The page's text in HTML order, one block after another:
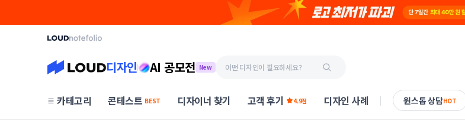
디자인 AI 공모전 New
카테고리 콘테스트 BEST 디자이너 찾기 고객 후기 4.9점 디자인 사례 원스톱 상담HOT